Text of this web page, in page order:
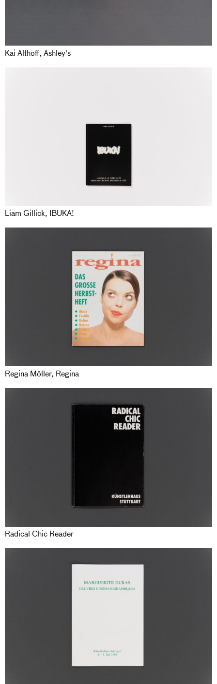
Kai Althoff, Ashley's
Liam Gillick, IBUKA!
Regina Möller, Regina
Radical Chic Reader